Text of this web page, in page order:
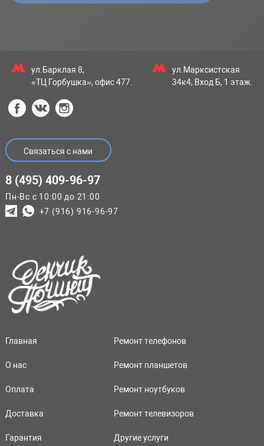
ул.Барклая 8,
«ТЦ Горбушка», офис 477.
ул.Марксистская
34к4, Вход Б, 1 этаж.
Связаться с нами
8 (495) 409-96-97
Пн-Вс с 10:00 до 21:00
+7 (916) 916-96-97
Главная
О нас
Оплата
Доставка
Гарантия
Ремонт телефонов
Ремонт планшетов
Ремонт ноутбуков
Ремонт телевизоров
Другие услуги